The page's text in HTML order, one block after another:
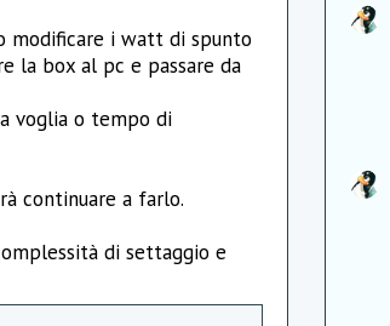
modificare i watt di spunto
la box al pc e passare da
voglia o tempo di
continuare a farlo.
di settaggio e